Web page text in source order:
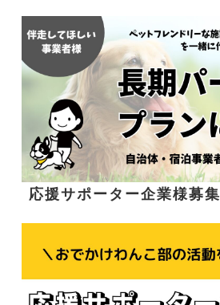
応援サポーター企業様募集